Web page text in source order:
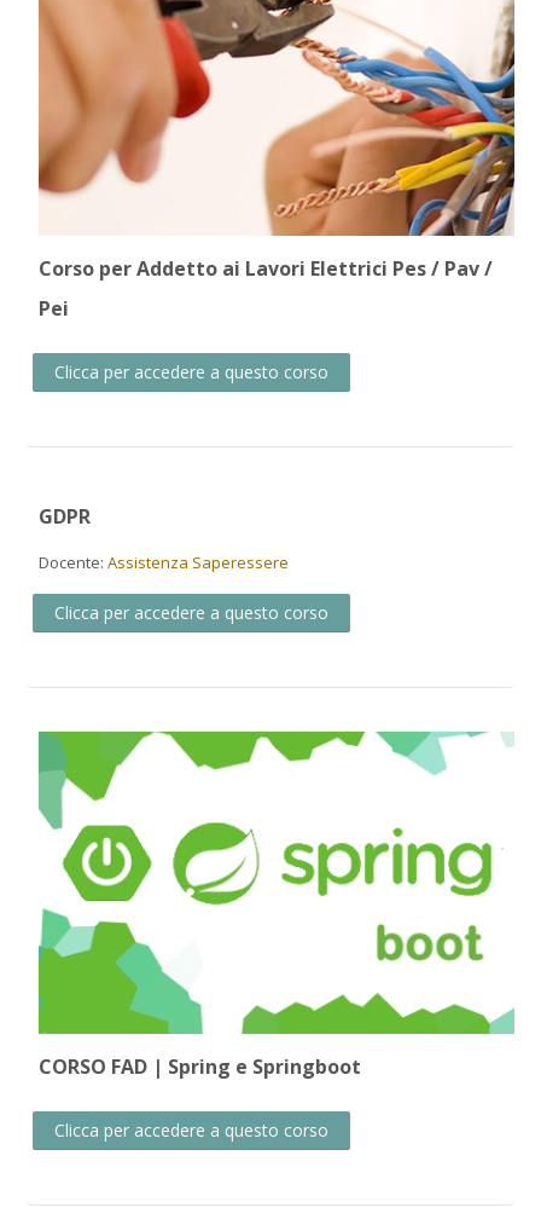
Corso per Addetto ai Lavori Elettrici Pes / Pav /
Pei
Clicca per accedere a questo corso
GDPR
Docente:Assistenza Saperessere
Clicca per accedere a questo corso
CORSO FAD | Spring e Springboot
Clicca per accedere a questo corso